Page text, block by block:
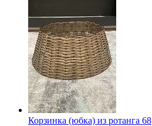
Корзинка (юбка) из ротанга 68